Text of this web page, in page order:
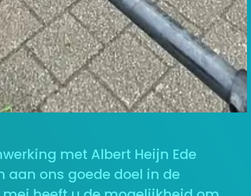
met Albert Heijn Ede
ons goede doel in de